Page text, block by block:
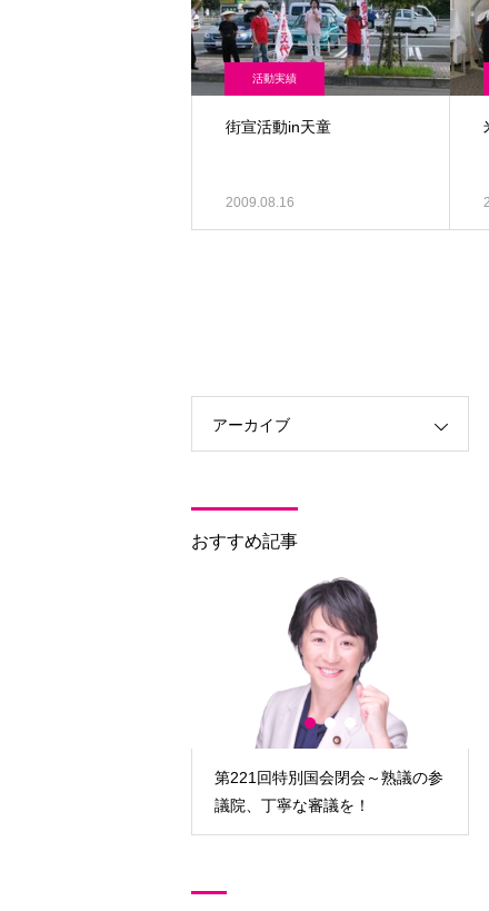
活動実績
街宣活動in天童
2009.08.16
アーカイブ
おすすめ記事
第221回特別国会開会～即効性あ
る物価高対策の実現を！